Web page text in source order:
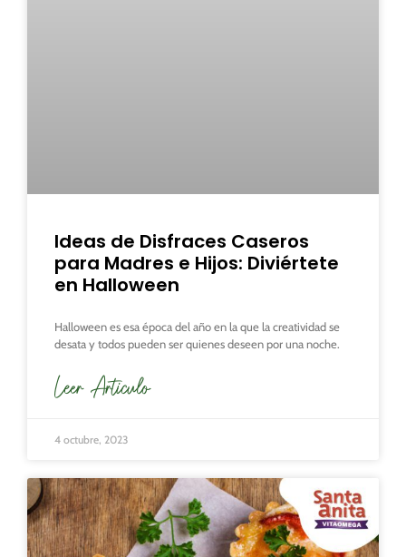
Ideas de Disfraces Caseros
para Madres e Hijos: Diviértete
en Halloween
Halloween es esa época del año en la que la creatividad se
desata y todos pueden ser quienes deseen por una noche.
Leer Articulo
4 octubre, 2023